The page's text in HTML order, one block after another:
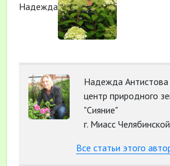
Надежда
Надежда Антистова
центр природного
"Сияние"
г. Миасс
Все статьи этого